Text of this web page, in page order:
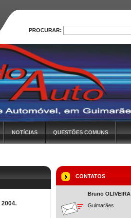
NOTÍCIAS QUESTÕES COMUNS
CONTATOS
Bruno OLIVEIRA
Guimarães
PROCURAR: